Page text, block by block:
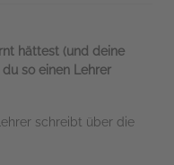
hättest (und deine
so einen Lehrer
schreibt über die